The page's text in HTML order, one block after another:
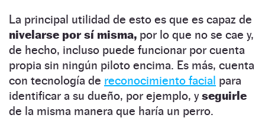
La principal utilidad de esto es que es capaz de
nivelarse por sí misma, por lo que no se cae y,
de hecho, incluso puede funcionar por cuenta
propia sin ningún piloto encima. Es más, cuenta
con tecnología de reconocimiento facial para
identificar a su dueño, por ejemplo, yseguirle
de la misma manera que haría un perro.